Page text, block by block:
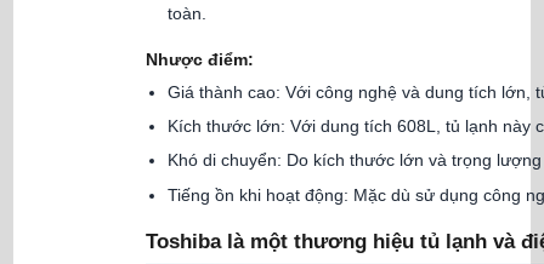
toàn.
Nhược điểm:
Giá thành cao: Với công nghệ và dung tích lớn,
Kích thước lớn: Với dung tích 608L, tủ lạnh này
Khó di chuyển: Do kích thước lớn và trọng
Tiếng ồn khi hoạt động: Mặc dù sử dụng công
Toshiba là một thương hiệu tủ lạnh và